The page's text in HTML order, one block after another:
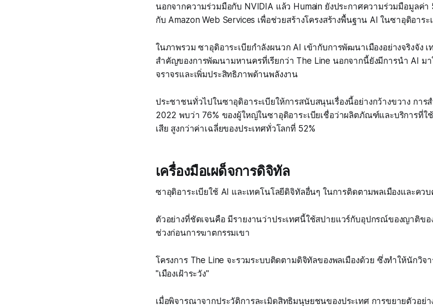
นอกจากความร่วมมือกับ NVIDIA แล้ว Humain ยังประกาศความร่วมมือมูลค่
กับ Amazon Web Services เพื่อช่วยสร้างโครงสร้างพื้นฐาน AI ในซาอุดิอาระ
ในภาพรวม ซาอุดิอาระเบียกำลังผนวก AI เข้ากับการพัฒนาเมืองอย่างจริงจัง
สำคัญของการพัฒนามหานครที่เรียกว่า The Line นอกจากนี้ยังมีการนำ AI มา
จราจรและเพิ่มประสิทธิภาพด้านพลังงาน
ประชาชนทั่วไปในซาอุดิอาระเบียให้การสนับสนุนเรื่องนี้อย่างกว้างขวาง การ
2022 พบว่า 76% ของผู้ใหญ่ในซาอุดิอาระเบียเชื่อว่าผลิตภัณฑ์และบริการที่ใ
เสีย สูงกว่าค่าเฉลี่ยของประเทศทั่วโลกที่ 52%
เครื่องมือเผด็จการดิจิทัล
ซาอุดิอาระเบียใช้ AI และเทคโนโลยีดิจิทัลอื่นๆ ในการติดตามพลเมืองและคว
ตัวอย่างที่ชัดเจนคือ มีรายงานว่าประเทศนี้ใช้สปายแวร์กับอุปกรณ์ของญาติข
ช่วงก่อนการฆาตกรรมเขา
โครงการ The Line จะรวมระบบติดตามดิจิทัลของพลเมืองด้วย ซึ่งทำให้นักวิจ
"เมืองเฝ้าระวัง"
เมื่อพิจารณาจากประวัติการละเมิดสิทธิมนุษยชนของประเทศ การขยายตัวอย่